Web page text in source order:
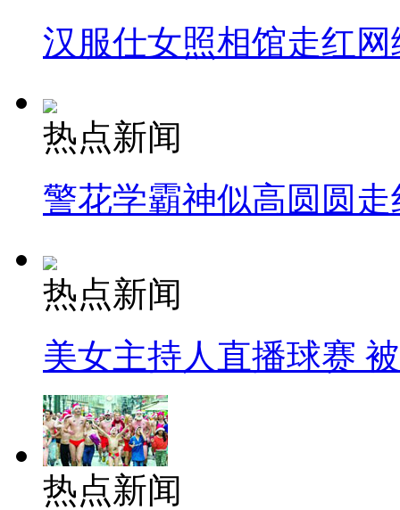
汉服仕女照相馆走红网
热点新闻
警花学霸神似高圆圆走
热点新闻
美女主持人直播球赛
热点新闻